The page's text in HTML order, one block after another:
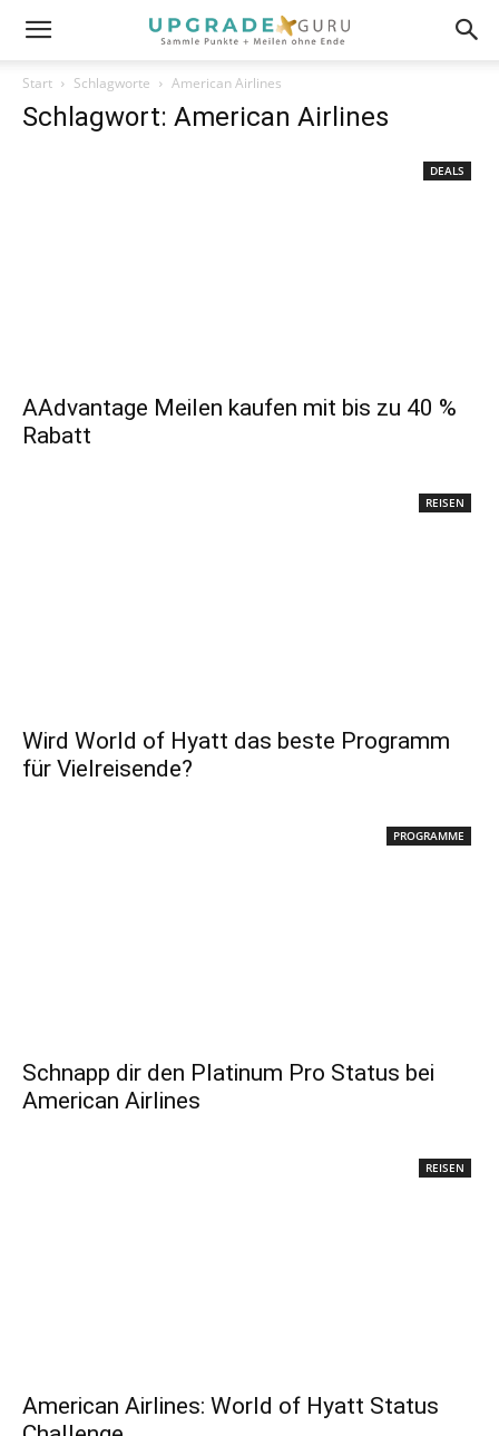
Start Schlagworte American Airlines
Schlagwort: American Airlines
DEALS
AAdvantage Meilen kaufen mit bis zu 40 %
Rabatt
REISEN
Wird World of Hyatt das beste Programm
für Vielreisende?
PROGRAMME
Schnapp dir den Platinum Pro Status bei
American Airlines
REISEN
American Airlines: World of Hyatt Status